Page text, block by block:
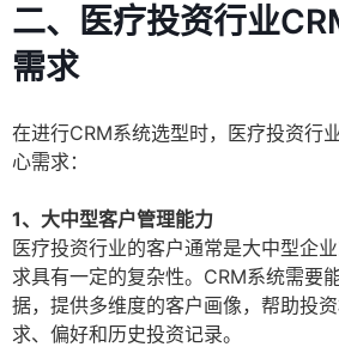
二、医疗投资行业
需求
在进行CRM系统选型时，医疗投资行
心需求：
1、大中型客户管理能力
医疗投资行业的客户通常是大中型企
求具有一定的复杂性。CRM系统需要
据，提供多维度的客户画像，帮助投
求、偏好和历史投资记录。